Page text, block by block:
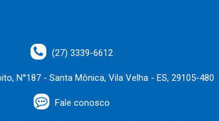
(27) 3339-6612
N°187 - Santa Mônica, Vila Velha - ES, 29105-480
Fale conosco